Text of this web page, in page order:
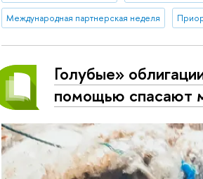
Международная партнерская неделя
Голубые»
помощью спасают